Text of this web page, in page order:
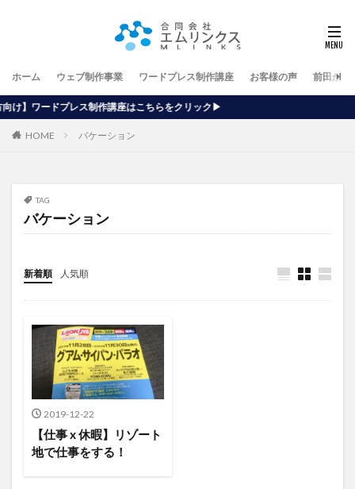
ホーム ウェブ制作事業 ワードプレス制作講座 お客様の声 前田が行
講座はこちらをクリック▶
HOME バケーション
TAG
バケーション
新着順 人気順
2019-12-22
【仕事 x 休暇】リゾート
地で仕事をする！